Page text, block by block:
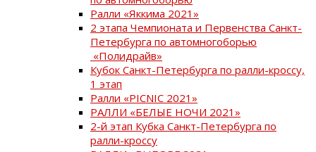
Ралли «Яккима 2021»
2 этапа Чемпионата и Первенства Санкт-
Петербурга по автомногоборью
«Полидрайв»
Кубок Санкт-Петербурга по ралли-кроссу,
1 этап
Ралли «PICNIC 2021»
РАЛЛИ «БЕЛЫЕ НОЧИ 2021»
2-й этап Кубка Санкт-Петербурга по
ралли-кроссу